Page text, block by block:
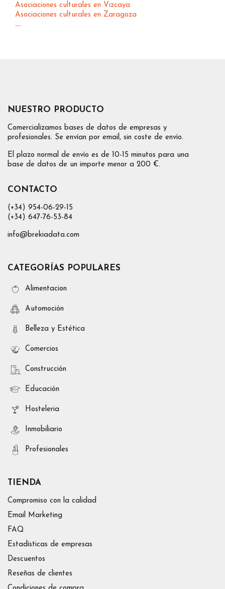
Asociaciones culturales en Vizcaya
Asociaciones culturales en Zaragoza
...
NUESTRO PRODUCTO
Comercializamos bases de datos de empresas y
profesionales. Se envían por email, sin coste de envío.
El plazo normal de envío es de 10-15 minutos para una
base de datos de un importe menor a 200 €.
CONTACTO
(+34) 954-06-29-15
(+34) 647-76-53-84
info@brekiadata.com
CATEGORÍAS POPULARES
Alimentacion
Automoción
Belleza y Estética
Comercios
Construcción
Educación
Hosteleria
Inmobiliario
Profesionales
TIENDA
Compromiso con la calidad
Email Marketing
FAQ
Estadísticas de empresas
Descuentos
Reseñas de clientes